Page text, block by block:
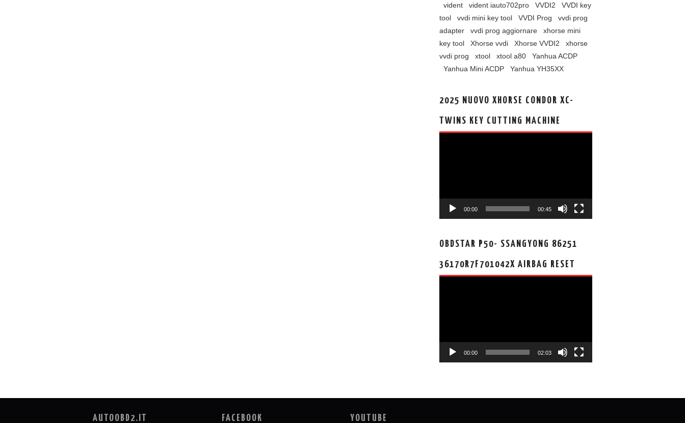
vident
vident iauto702pro VVDI2
VVDI key
tool
vvdi mini key tool VVDI Prog
vvdi prog
adapter
vvdi prog aggiornare
xhorse mini
key tool
Xhorse vvdi Xhorse VVDI2
xhorse
vvdi prog
xtool xtool a80
Yanhua ACDP
Yanhua Mini ACDP
Yanhua YH35XX
2025 NUOVO XHORSE CONDOR XC-
TWINS KEY CUTTING MACHINE
00:00 00:45
OBDSTAR P50- SSANGYONG 86251
36170R7F701042X AIRBAG RESET
00:00 02:03
AUTOOBD2.IT FACEBOOK YOUTUBE